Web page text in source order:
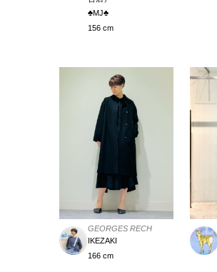
♣︎MJ♣︎
156 cm
GEORGES RECH
IKEZAKI
166 cm